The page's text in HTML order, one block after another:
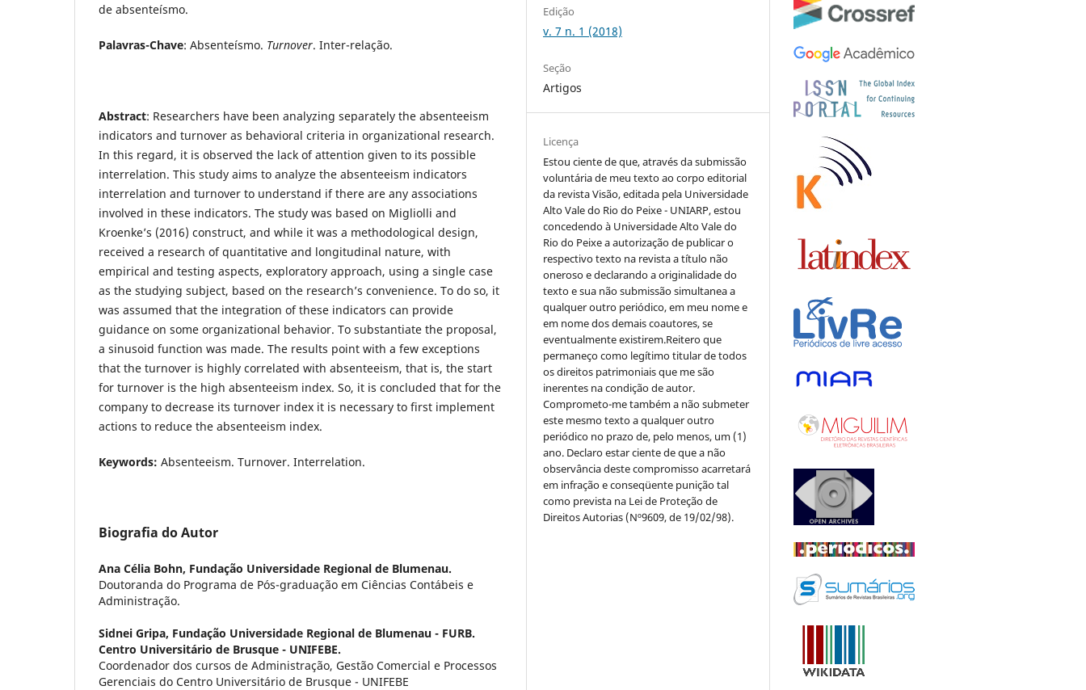
de absenteísmo.
Palavras-Chave: Absenteísmo. Turnover. Inter-relação.
Abstract: Researchers have been analyzing separately the absenteeism
indicators and turnover as behavioral criteria in organizational research.
In this regard, it is observed the lack of attention given to its possible
interrelation. This study aims to analyze the absenteeism indicators
interrelation and turnover to understand if there are any associations
involved in these indicators. The study was based on Migliolli and
Kroenke’s (2016) construct, and while it was a methodological design,
received a research of quantitative and longitudinal nature, with
empirical and testing aspects, exploratory approach, using a single case
as the studying subject, based on the research’s convenience. To do so, it
was assumed that the integration of these indicators can provide
guidance on some organizational behavior. To substantiate the proposal,
a sinusoid function was made. The results point with a few exceptions
that the turnover is highly correlated with absenteeism, that is, the start
for turnover is the high absenteeism index. So, it is concluded that for the
company to decrease its turnover index it is necessary to first implement
actions to reduce the absenteeism index.
Keywords: Absenteeism. Turnover. Interrelation.
Biografia do Autor
Ana Célia Bohn, Fundação Universidade Regional de Blumenau.
Doutoranda do Programa de Pós-graduação em Ciências Contábeis e
Administração.
Sidnei Gripa, Fundação Universidade Regional de Blumenau - FURB.
Centro Universitário de Brusque - UNIFEBE.
Coordenador dos cursos de Administração, Gestão Comercial e Processos
Gerenciais do Centro Universitário de Brusque - UNIFEBE
Edição
v. 7 n. 1 (2018)
Seção
Artigos
Licença
Estou ciente de que, através da submissão
voluntária de meu texto ao corpo editorial
da revista Visão, editada pela Universidade
Alto Vale do Rio do Peixe - UNIARP, estou
concedendo à Universidade Alto Vale do
Rio do Peixe a autorização de publicar o
respectivo texto na revista a título não
oneroso e declarando a originalidade do
texto e sua não submissão simultanea a
qualquer outro periódico, em meu nome e
em nome dos demais coautores, se
eventualmente existirem.Reitero que
permaneço como legítimo titular de todos
os direitos patrimoniais que me são
inerentes na condição de autor.
Comprometo-me também a não submeter
este mesmo texto a qualquer outro
periódico no prazo de, pelo menos, um (1)
ano. Declaro estar ciente de que a não
observância deste compromisso acarretará
em infração e conseqüente punição tal
como prevista na Lei de Proteção de
Direitos Autorias (Nº9609, de 19/02/98).